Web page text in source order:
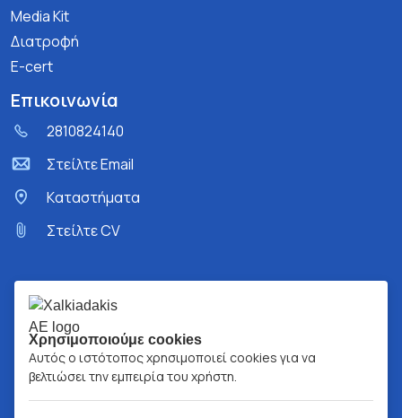
Media Kit
Διατροφή
E-cert
Επικοινωνία
2810824140
Στείλτε Email
Kαταστήματα
Στείλτε CV
Χρησιμοποιούμε cookies
Αυτός ο ιστότοπος χρησιμοποιεί cookies για να
βελτιώσει την εμπειρία του χρήστη.